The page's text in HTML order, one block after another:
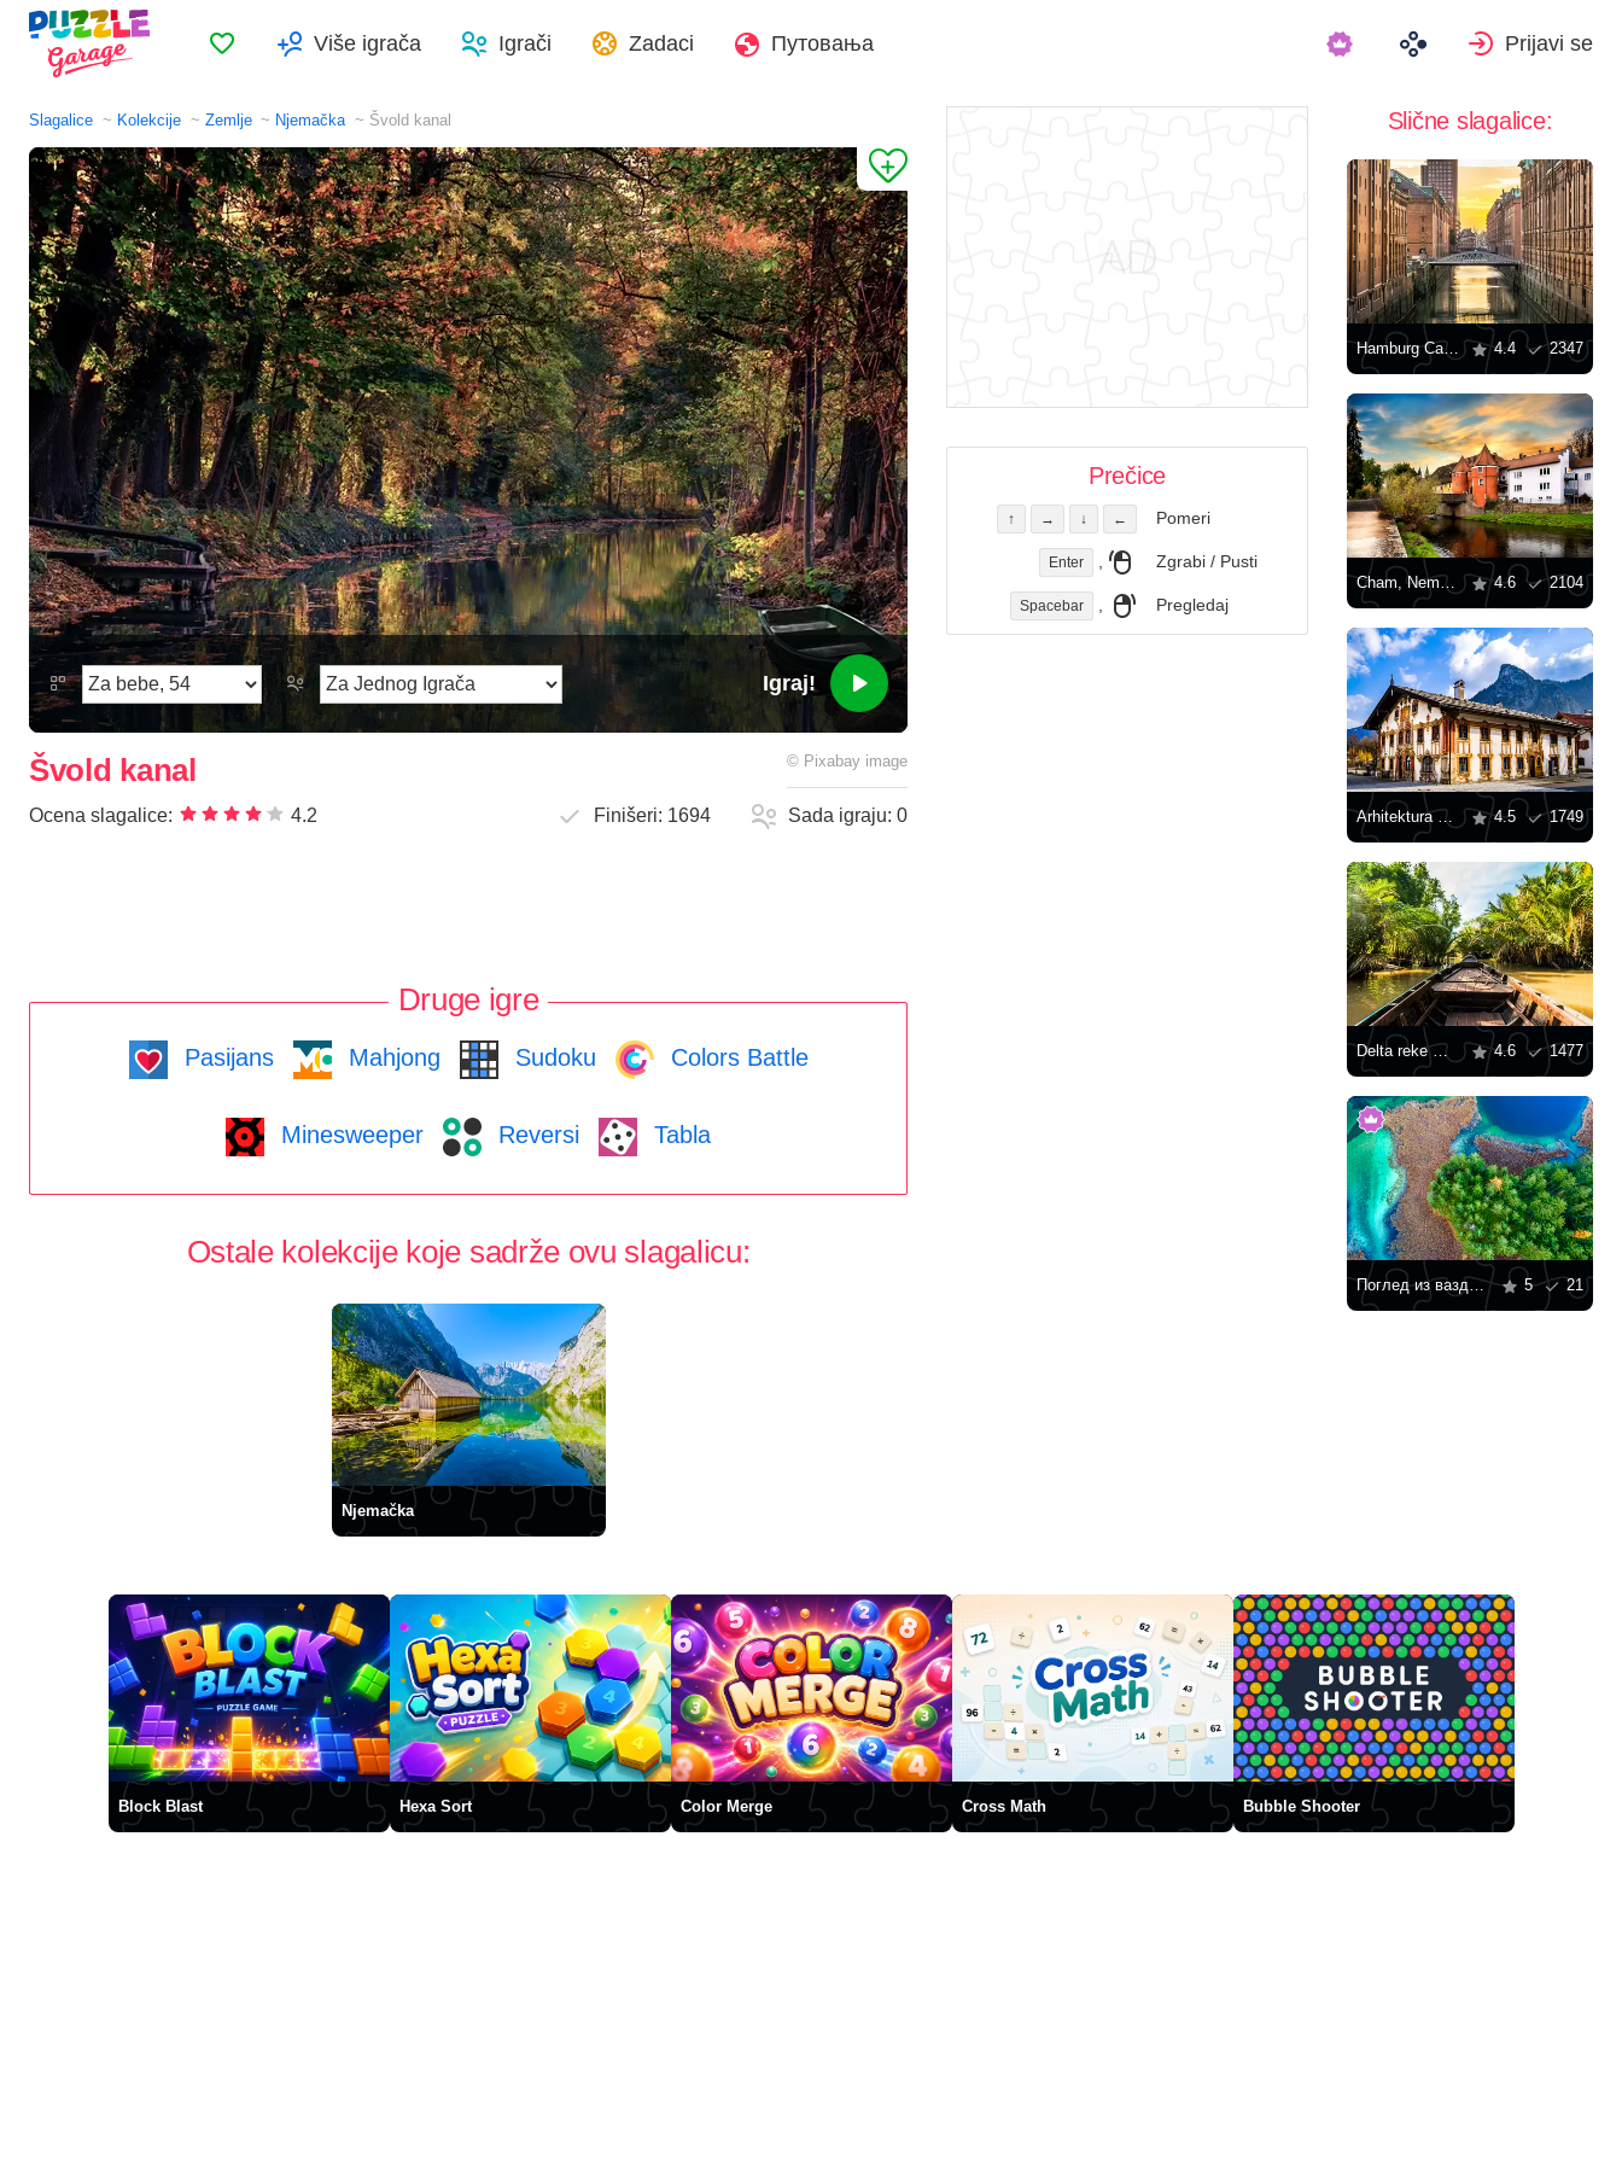
OmiljenoViše igrača Igrači Zadaci Путовања Prijavi se
Slagalice Kolekcije Zemlje Njemačka Švold kanal
Igraj!
Švold kanal © Pixabay image
Ocena slagalice: 4.2 Finišeri: 1694 Sada igraju:0
Druge igre
Pasijans Mahjong Sudoku Colors Battle
Minesweeper Reversi Tabla
Ostale kolekcije koje sadrže ovu slagalicu:
Njemačka
Prečice
↑ → ↓ ← Pomeri
Enter , Zgrabi / Pusti
Spacebar , Pregledaj
Slične slagalice:
Hamburg Canals 4.4 2347
Cham, Nemačka 4.6 2104
Arhitektura objekata u Oberamergau 4.5 1749
Delta reke Mekong 4.6 1477
Поглед из ваздуха на Остерска језера 5 21
Block Blast Hexa Sort Color Merge Cross Math Bubble Shooter